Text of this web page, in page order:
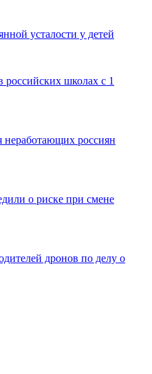
усталости у детей
российских школах с 1
неработающих россиян
о риске при смене
дронов по делу о